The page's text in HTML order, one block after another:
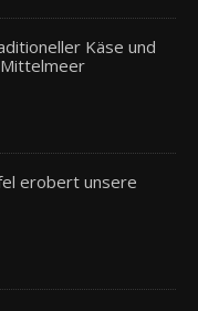
Käse und
erobert unsere